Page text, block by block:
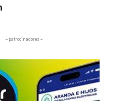
– patrocinadores –